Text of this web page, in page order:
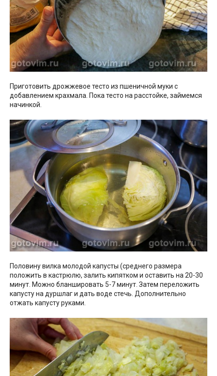
Приготовить дрожжевое тесто из пшеничной муки с
добавлением крахмала. Пока тесто на расстойке, займемся
начинкой.
Половину вилка молодой капусты (среднего размера
положить в кастрюлю, залить кипятком и оставить на 20-30
минут. Можно бланшировать 5-7 минут. Затем переложить
капусту на дуршлаг и дать воде стечь. Дополнительно
отжать капусту руками.